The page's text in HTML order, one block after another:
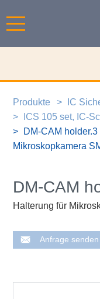
Produkte IC
ICS 105 set, IC-
DM-CAM
Mikroskopkamera
DM-CAM
Halterung für
Anfrage senden